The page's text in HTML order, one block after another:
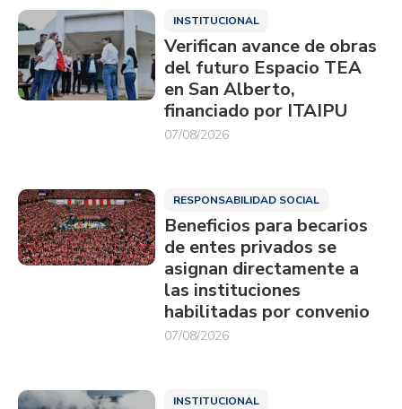
INSTITUCIONAL
Verifican avance de obras
del futuro Espacio TEA
en San Alberto,
financiado por ITAIPU
07/08/2026
RESPONSABILIDAD SOCIAL
Beneficios para becarios
de entes privados se
asignan directamente a
las instituciones
habilitadas por convenio
07/08/2026
INSTITUCIONAL